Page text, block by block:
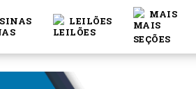
LEILÕES
MAIS